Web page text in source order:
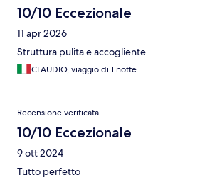
10/10 Eccezionale
11 apr 2026
Struttura pulita e accogliente
CLAUDIO, viaggio di 1 notte
Recensione verificata
10/10 Eccezionale
9 ott 2024
Tutto perfetto